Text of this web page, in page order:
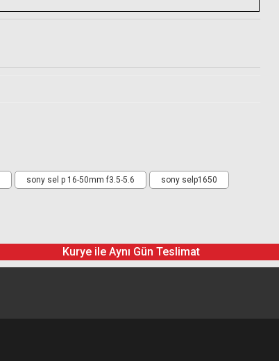
sony sel p 16-50mm f3.5-5.6 sony selp1650
Kurye ile Aynı Gün Teslimat